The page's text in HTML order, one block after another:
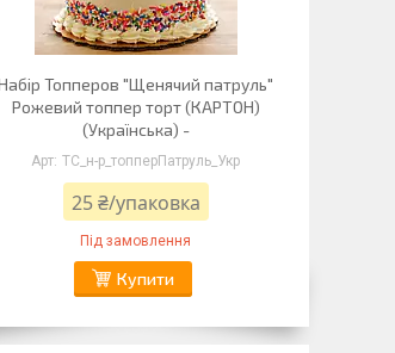
Топперов "Щенячий патруль"
Рожевий топпер торт (КАРТОН)
(Українська) -
ТС_н-р_топперПатруль_Укр
25 ₴/упаковка
Під замовлення
Купити